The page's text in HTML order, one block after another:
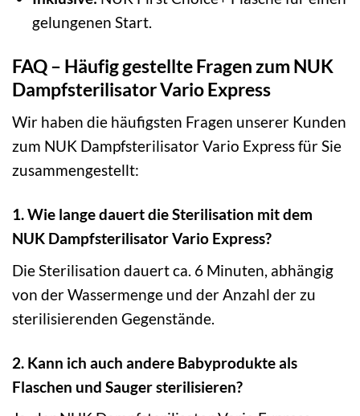
gelungenen Start.
FAQ – Häufig gestellte Fragen zum NUK
Dampfsterilisator Vario Express
Wir haben die häufigsten Fragen unserer Kunden
zum NUK Dampfsterilisator Vario Express für Sie
zusammengestellt:
1. Wie lange dauert die Sterilisation mit dem
NUK Dampfsterilisator Vario Express?
Die Sterilisation dauert ca. 6 Minuten, abhängig
von der Wassermenge und der Anzahl der zu
sterilisierenden Gegenstände.
2. Kann ich auch andere Babyprodukte als
Flaschen und Sauger sterilisieren?